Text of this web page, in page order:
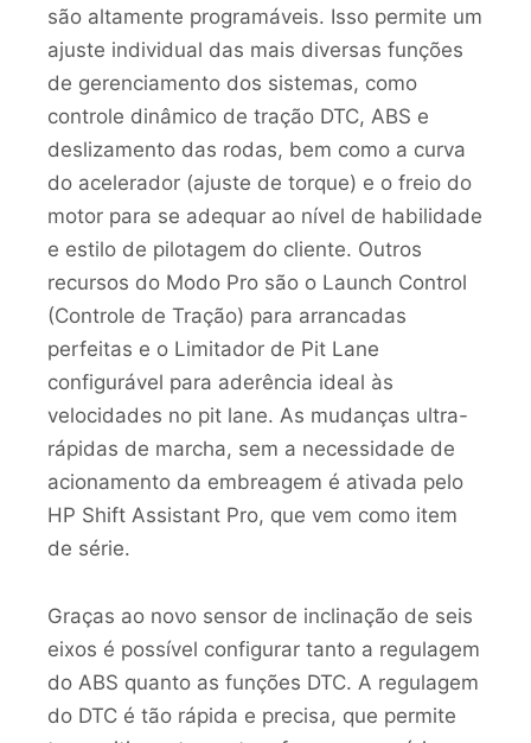
são altamente programáveis. Isso permite um
ajuste individual das mais diversas funções
de gerenciamento dos sistemas, como
controle dinâmico de tração DTC, ABS e
deslizamento das rodas, bem como a curva
do acelerador (ajuste de torque) e o freio do
motor para se adequar ao nível de habilidade
e estilo de pilotagem do cliente. Outros
recursos do Modo Pro são o Launch Control
(Controle de Tração) para arrancadas
perfeitas e o Limitador de Pit Lane
configurável para aderência ideal às
velocidades no pit lane. As mudanças ultra-
rápidas de marcha, sem a necessidade de
acionamento da embreagem é ativada pelo
HP Shift Assistant Pro, que vem como item
de série.
Graças ao novo sensor de inclinação de seis
eixos é possível configurar tanto a regulagem
do ABS quanto as funções DTC. A regulagem
do DTC é tão rápida e precisa, que permite